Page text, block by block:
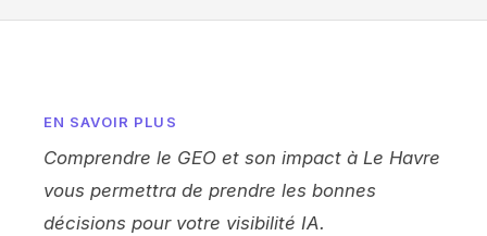
EN SAVOIR PLUS
Comprendre le GEO et son impact à Le Havre
vous permettra de prendre les bonnes
décisions pour votre visibilité IA.